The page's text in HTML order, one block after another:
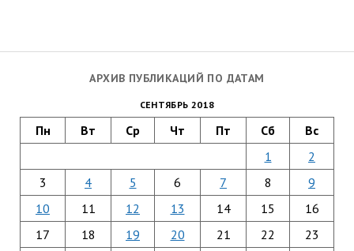
АРХИВ ПУБЛИКАЦИЙ ПО ДАТАМ
СЕНТЯБРЬ 2018
Пн Вт Ср Чт Пт Сб Вс
1
2
3
4 5 6 7 8
9
10
11 12 13 14 15
16
17
18 19 20 21 22
23